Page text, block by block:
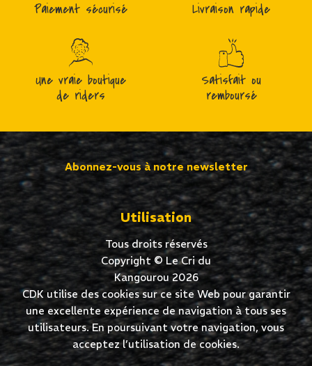
Paiement sécurisé Livraison rapide
Une vraie boutique
de riders
Satisfait ou
remboursé
Abonnez-vous à notre newsletter
Utilisation
Tous droits réservés
Copyright © Le Cri du
Kangourou 2026
CDK utilise des cookies sur ce site Web pour garantir
une excellente expérience de navigation à tous ses
utilisateurs. En poursuivant votre navigation, vous
acceptez l’utilisation de cookies.